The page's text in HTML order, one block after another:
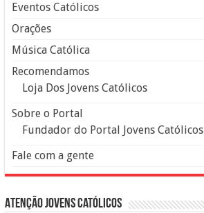
Eventos Católicos
Orações
Música Católica
Recomendamos
Loja Dos Jovens Católicos
Sobre o Portal
Fundador do Portal Jovens Católicos
Fale com a gente
Atenção Jovens Católicos